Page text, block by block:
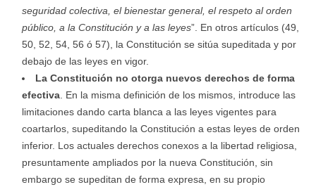
seguridad colectiva, el bienestar general, el respeto al orden
público, a la Constitución y a las leyes”. En otros artículos (49,
50, 52, 54, 56 ó 57), la Constitución se sitúa supeditada y por
debajo de las leyes en vigor.
La Constitución no otorga nuevos derechos de forma
efectiva . En la misma definición de los mismos, introduce las
limitaciones dando carta blanca a las leyes vigentes para
coartarlos, supeditando la Constitución a estas leyes de orden
inferior. Los actuales derechos conexos a la libertad religiosa,
presuntamente ampliados por la nueva Constitución, sin
embargo se supeditan de forma expresa, en su propio